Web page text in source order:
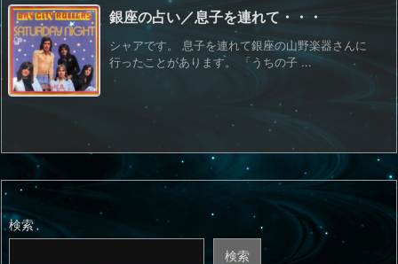
銀座の占い／息子を連れて・・・
シャアです。 息子を連れて銀座の山野楽器さんに
行ったことがあります。 「うちの子 ...
検索
検索